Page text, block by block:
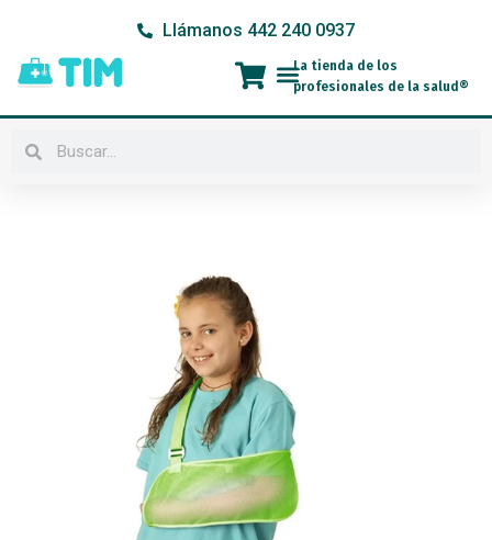
contenido
Llámanos 442 240 0937
Menú
La tienda de los
profesionales de la salud®
Buscar